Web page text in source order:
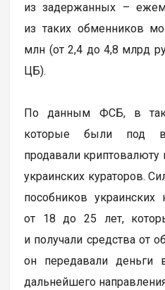
из задержанных –
из таких обменников
млн (от 2,4 до 4,8 млрд
ЦБ).
По данным ФСБ, в
которые были под
продавали криптовалюту
украинских кураторов.
пособников украинских
от 18 до 25 лет,
и получали средства от
он передавали деньги
дальнейшего